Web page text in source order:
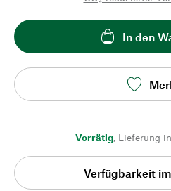
In den
Vorrätig, Lieferung
Verfügbarkeit